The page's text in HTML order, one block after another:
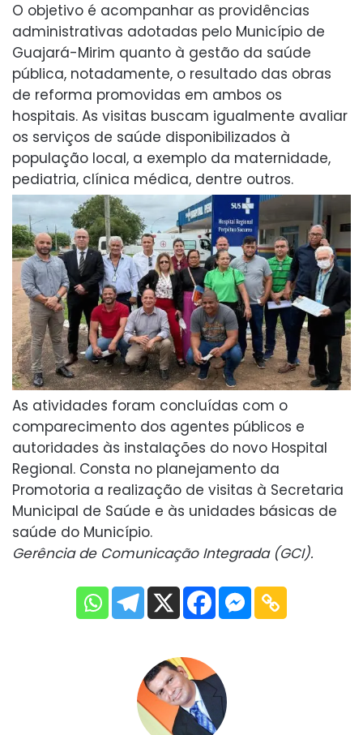
O objetivo é acompanhar as providências
administrativas adotadas pelo Município de
Guajará-Mirim quanto à gestão da saúde
pública, notadamente, o resultado das obras
de reforma promovidas em ambos os
hospitais. As visitas buscam igualmente avaliar
os serviços de saúde disponibilizados à
população local, a exemplo da maternidade,
pediatria, clínica médica, dentre outros.
As atividades foram concluídas com o
comparecimento dos agentes públicos e
autoridades às instalações do novo Hospital
Regional. Consta no planejamento da
Promotoria a realização de visitas à Secretaria
Municipal de Saúde e às unidades básicas de
saúde do Município.
Gerência de Comunicação Integrada (GCI).